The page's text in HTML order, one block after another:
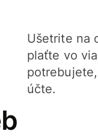
Ušetrite na
plaťte vo
účte.